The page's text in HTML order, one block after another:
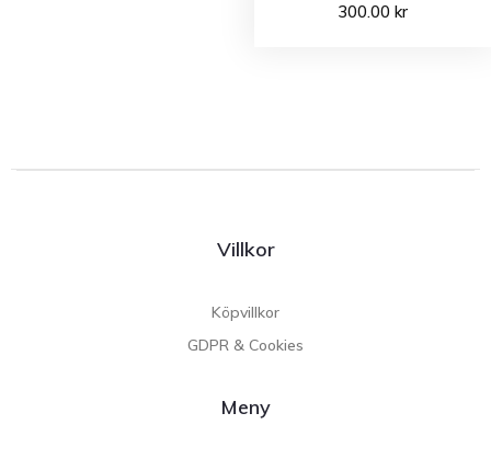
300.00 kr
Villkor
Köpvillkor
GDPR & Cookies
Meny